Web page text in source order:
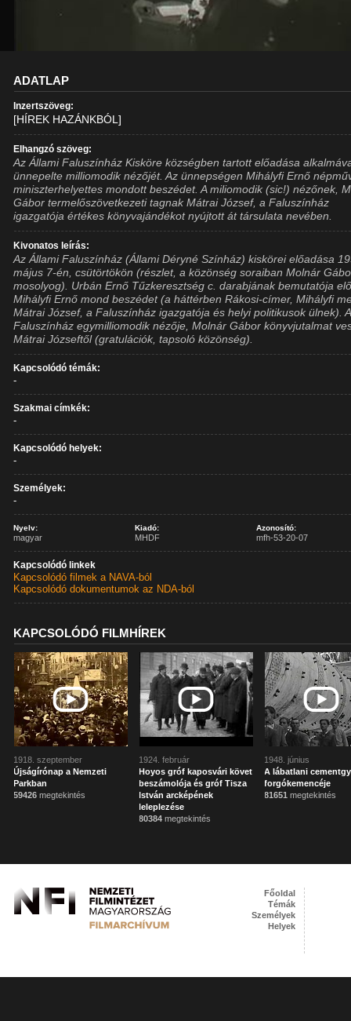
ADATLAP
Inzertszöveg:
[HÍREK HAZÁNKBÓL]
Elhangzó szöveg:
Az Állami Faluszínház Kisköre községben tartott előadása
ünnepelte milliomodik nézőjét. Az ünnepségen Mihályfi Ernő
miniszterhelyettes mondott beszédet. A miliomodik (sic!) nézőnek,
Gábor termelőszövetkezeti tagnak Mátrai József, a Faluszínház
igazgatója értékes könyvajándékot nyújtott át társulata nevében.
Kivonatos leírás:
Az Állami Faluszínház (Állami Déryné Színház) kiskörei előadása
május 7-én, csütörtökön (részlet, a közönség soraiban Molnár
mosolyog). Urbán Ernő Tűzkeresztség c. darabjának bemutatója
Mihályfi Ernő mond beszédet (a háttérben Rákosi-címer, Mihályfi
Mátrai József, a Faluszínház igazgatója és helyi politikusok ülnek).
Faluszínház egymilliomodik nézője, Molnár Gábor könyvjutalmat
Mátrai Józseftől (gratulációk, tapsoló közönség).
Kapcsolódó témák:
-
Szakmai címkék:
-
Kapcsolódó helyek:
-
Személyek:
-
Nyelv:
magyar
Kiadó:
MHDF
Azonosító:
mfh-53-20-07
Kapcsolódó linkek
Kapcsolódó filmek a NAVA-ból
Kapcsolódó dokumentumok az NDA-ból
KAPCSOLÓDÓ FILMHÍREK
1918. szeptember
Újságírónap a Nemzeti
Parkban
59426 megtekintés
1924. február
Hoyos gróf kaposvári követ
beszámolója és gróf Tisza
István arcképének
leleplezése
80384 megtekintés
1948. június
A lábatlani
forgókemencéje
81651 megtekintés
Főoldal
Témák
Személyek
Helyek